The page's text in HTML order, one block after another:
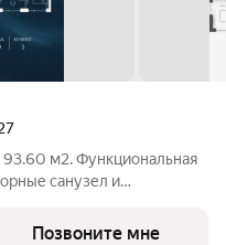
м2. Функциональная
санузел и
ипотека от 3,5%
Позвоните мне